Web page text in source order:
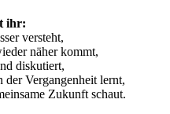
ihr:
versteht,
näher kommt,
diskutiert,
der Vergangenheit lernt,
Zukunft schaut.